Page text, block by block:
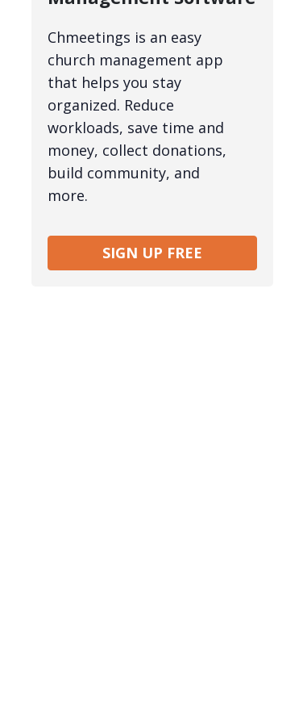
Chmeetings is an easy
church management app
that helps you stay
organized. Reduce
workloads, save time and
money, collect donations,
build community, and
more.
SIGN UP FREE